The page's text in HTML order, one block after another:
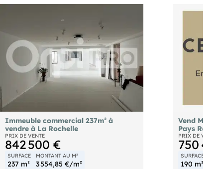
Immeuble commercial 237m² à
vendre à La Rochelle
PRIX DE VENTE
842 500 €
SURFACE
237 m²
MONTANT AU M²
3 554,85 €/m²
Vend Murs
Pays
PRIX DE VENTE
750
SURFACE
190 m²